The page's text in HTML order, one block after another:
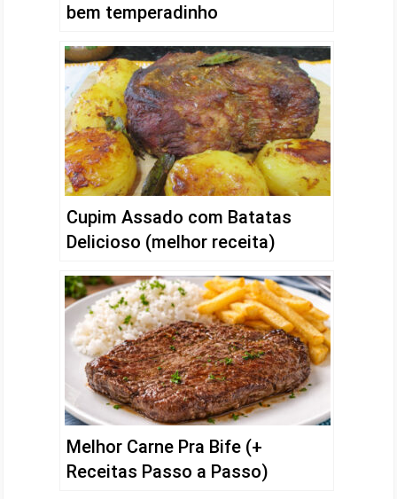
bem temperadinho
Cupim Assado com Batatas
Delicioso (melhor receita)
Melhor Carne Pra Bife (+
Receitas Passo a Passo)